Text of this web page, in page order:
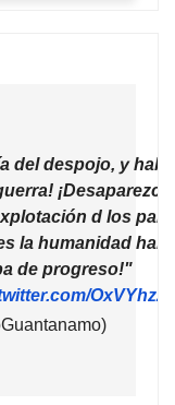
del despojo, y
d los
la humanidad
de progreso!"